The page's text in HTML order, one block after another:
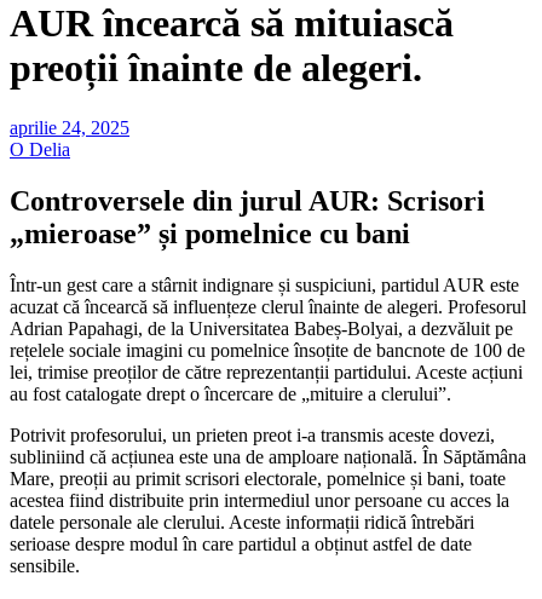
AUR încearcă să mituiască
preoții înainte de alegeri.
aprilie 24, 2025
O Delia
Controversele din jurul AUR: Scrisori
„mieroase” și pomelnice cu bani
Într-un gest care a stârnit indignare și suspiciuni, partidul AUR este
acuzat că încearcă să influențeze clerul înainte de alegeri. Profesorul
Adrian Papahagi, de la Universitatea Babeș-Bolyai, a dezvăluit pe
rețelele sociale imagini cu pomelnice însoțite de bancnote de 100 de
lei, trimise preoților de către reprezentanții partidului. Aceste acțiuni
au fost catalogate drept o încercare de „mituire a clerului”.
Potrivit profesorului, un prieten preot i-a transmis aceste dovezi,
subliniind că acțiunea este una de amploare națională. În Săptămâna
Mare, preoții au primit scrisori electorale, pomelnice și bani, toate
acestea fiind distribuite prin intermediul unor persoane cu acces la
datele personale ale clerului. Aceste informații ridică întrebări
serioase despre modul în care partidul a obținut astfel de date
sensibile.